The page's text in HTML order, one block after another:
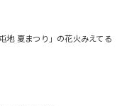
地 夏まつり」の花火みえてる